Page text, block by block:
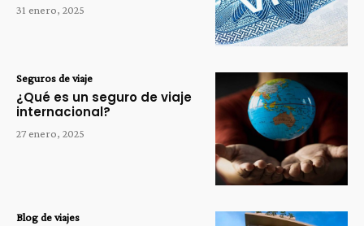
31 enero, 2025
Seguros de viaje
¿Qué es un seguro de viaje
internacional?
27 enero, 2025
Blog de viajes